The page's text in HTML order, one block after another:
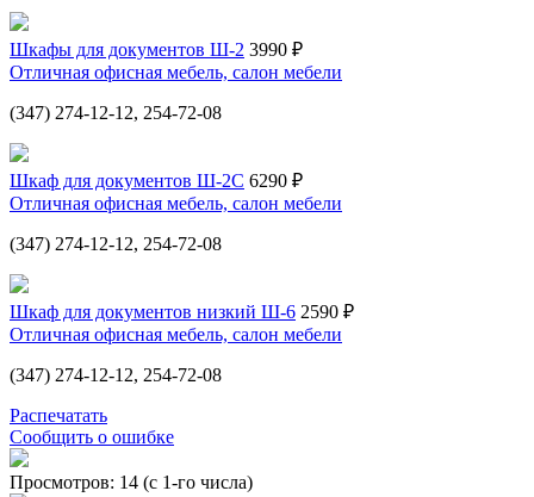
Шкафы для документов Ш-2 3990 ₽
Отличная офисная мебель, салон мебели
(347) 274-12-12, 254-72-08
Шкаф для документов Ш-2С 6290 ₽
Отличная офисная мебель, салон мебели
(347) 274-12-12, 254-72-08
Шкаф для документов низкий Ш-6 2590 ₽
Отличная офисная мебель, салон мебели
(347) 274-12-12, 254-72-08
Распечатать
Сообщить о ошибке
Просмотров: 14 (с 1-го числа)